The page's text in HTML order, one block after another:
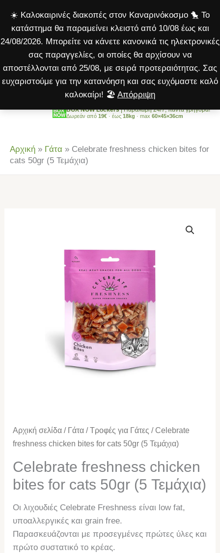
☀️ Καλοκαιρινές διακοπές στον Καναρινόκοσμο 🐤 Το
κατάστημα θα παραμείνει κλειστό από 10/08 έως και
24/08/2026. Μπορείτε να κάνετε κανονικά τις ηλεκτρονικές
σας παραγγελίες, οι οποίες θα αρχίσουν να
αποστέλλονται από 25/08, με σειρά προτεραιότητας. Σας
ευχαριστούμε για την κατανόηση και σας ευχόμαστε καλό
καλοκαίρι! 🏖️ Απόρριψη
στο
περιεχόμενο
BOX NOW Lockers| Παραλαβή 24/7, πάντα γρήγορα!
Δωρεάν από 19€ · έως 18kg · max 60×45×36cm
Αρχική » Γάτα » Celebrate freshness chicken bites for
cats 50gr (5 Τεμάχια)
Αρχική σελίδα / Γάτα / Τροφές για Γάτες / Celebrate
freshness chicken bites for cats 50gr (5 Τεμάχια)
Celebrate freshness chicken
bites for cats 50gr (5 Τεμάχια)
Οι λιχουδιές Celebrate Freshness είναι low fat,
υποαλλεργικές και grain free.
Παρασκευάζονται με προσεγμένες πρώτες ύλες και
πρώτο συστατικό το κρέας.
bites
for
cats
(5
Τεμάχια)